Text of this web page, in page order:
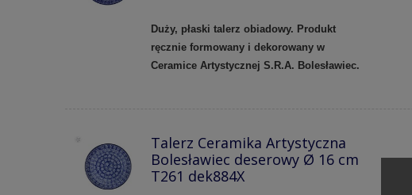
Duży, płaski talerz obiadowy. Produkt
ręcznie formowany i dekorowany w
Ceramice Artystycznej S.R.A. Bolesławiec.
Talerz Ceramika Artystyczna
Bolesławiec deserowy Ø 16 cm
T261 dek884X